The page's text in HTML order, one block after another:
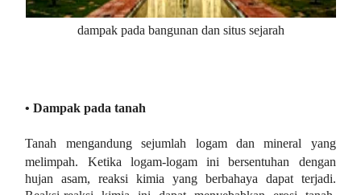
dampak pada bangunan dan situs sejarah
• Dampak pada tanah
Tanah mengandung sejumlah logam dan mineral yang
melimpah. Ketika logam-logam ini bersentuhan dengan
hujan asam, reaksi kimia yang berbahaya dapat terjadi.